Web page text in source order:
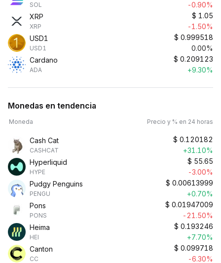
SOL
-0.90%
XRP
XRP
$ 1.05
-1.50%
USD1
USD1
$ 0.999518
0.00%
Cardano
ADA
$ 0.209123
+9.30%
Monedas en tendencia
Moneda Precio y % en 24 horas
Cash Cat
CASHCAT
$ 0.120182
+31.10%
Hyperliquid
HYPE
$ 55.65
-3.00%
Pudgy Penguins
PENGU
$ 0.00613999
+0.70%
Pons
PONS
$ 0.01947009
-21.50%
Heima
HEI
$ 0.193246
+7.70%
Canton
CC
$ 0.099718
-6.30%